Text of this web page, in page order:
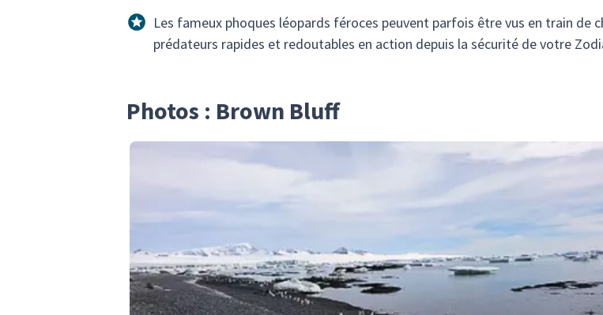
Les fameux phoques léopards féroces peuvent parfois être vus en train de
prédateurs rapides et redoutables en action depuis la sécurité de votre
Photos : Brown Bluff